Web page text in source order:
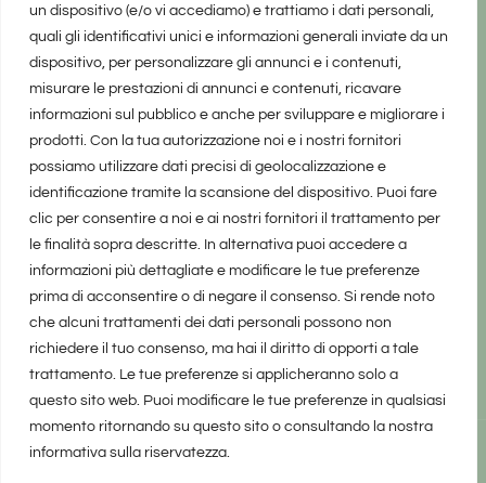
un dispositivo (e/o vi accediamo) e trattiamo i dati personali,
quali gli identificativi unici e informazioni generali inviate da un
dispositivo, per personalizzare gli annunci e i contenuti,
misurare le prestazioni di annunci e contenuti, ricavare
informazioni sul pubblico e anche per sviluppare e migliorare i
prodotti. Con la tua autorizzazione noi e i nostri fornitori
possiamo utilizzare dati precisi di geolocalizzazione e
identificazione tramite la scansione del dispositivo. Puoi fare
clic per consentire a noi e ai nostri fornitori il trattamento per
le finalità sopra descritte. In alternativa puoi accedere a
informazioni più dettagliate e modificare le tue preferenze
prima di acconsentire o di negare il consenso. Si rende noto
che alcuni trattamenti dei dati personali possono non
richiedere il tuo consenso, ma hai il diritto di opporti a tale
trattamento. Le tue preferenze si applicheranno solo a
questo sito web. Puoi modificare le tue preferenze in qualsiasi
momento ritornando su questo sito o consultando la nostra
informativa sulla riservatezza.
realizzato da Marina Galatioto©2025 tutti i diritti riservati -